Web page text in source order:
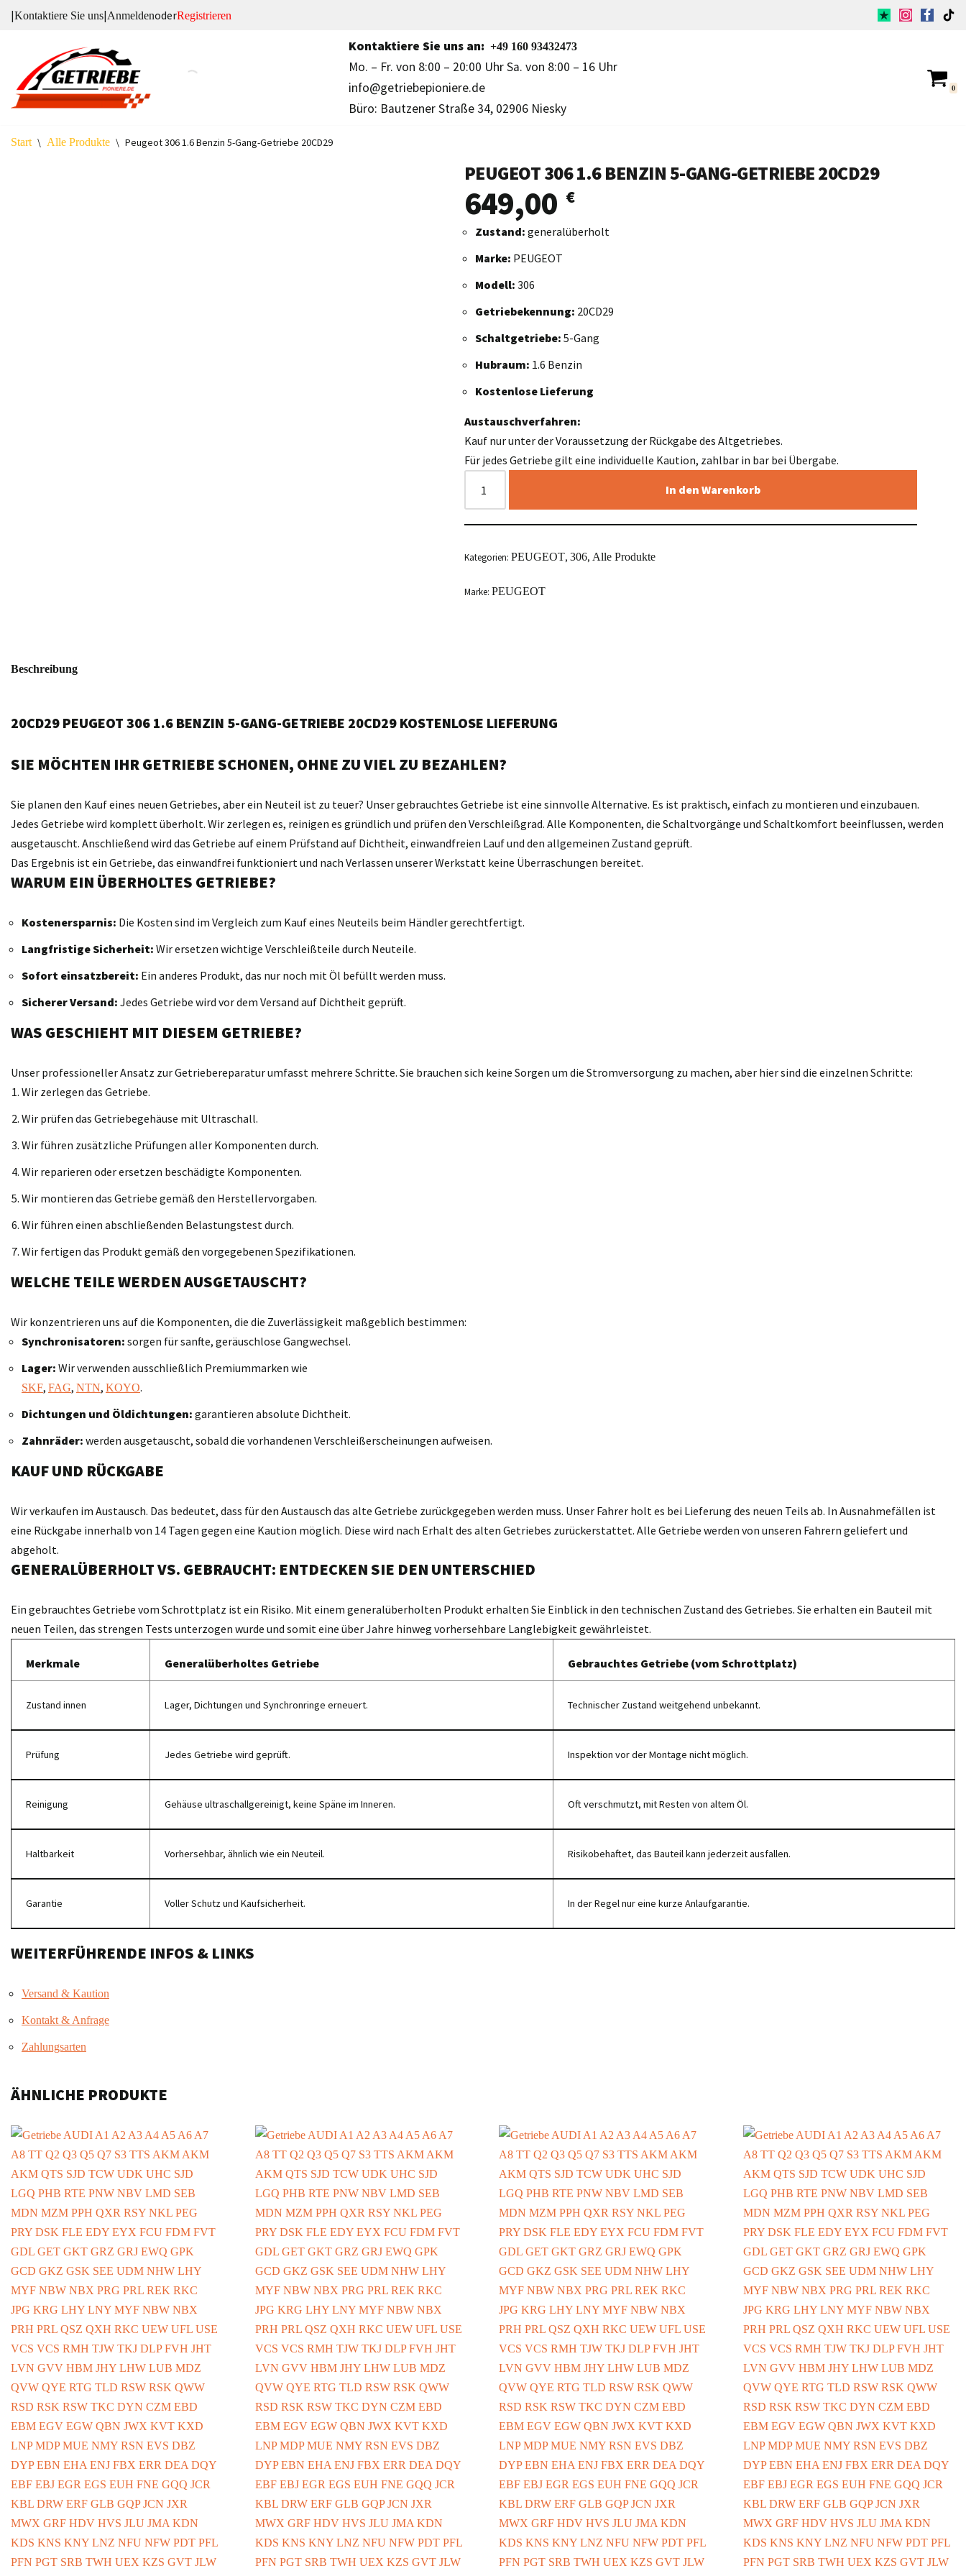
springen
|Kontaktiere Sie uns|AnmeldenoderRegistrieren
Kontaktiere Sie uns an: +49 160 93432473
Mo. – Fr. von 8:00 – 20:00 Uhr Sa. von 8:00 – 16 Uhr
info@getriebepioniere.de
Büro: Bautzener Straße 34, 02906 Niesky
0
Start \ Alle Produkte \ Peugeot 306 1.6 Benzin 5-Gang-Getriebe 20CD29
PEUGEOT 306 1.6 BENZIN 5-GANG-GETRIEBE 20CD29
649,00 €
Zustand: generalüberholt
Marke: PEUGEOT
Modell: 306
Getriebekennung: 20CD29
Schaltgetriebe: 5-Gang
Hubraum: 1.6 Benzin
Kostenlose Lieferung
Austauschverfahren:
Kauf nur unter der Voraussetzung der Rückgabe des Altgetriebes.
Für jedes Getriebe gilt eine individuelle Kaution, zahlbar in bar bei Übergabe.
In den Warenkorb
Kategorien: PEUGEOT, 306, Alle Produkte
Marke: PEUGEOT
Beschreibung
20CD29 PEUGEOT 306 1.6 BENZIN 5-GANG-GETRIEBE 20CD29 KOSTENLOSE LIEFERUNG
SIE MÖCHTEN IHR GETRIEBE SCHONEN, OHNE ZU VIEL ZU BEZAHLEN?
Sie planen den Kauf eines neuen Getriebes, aber ein Neuteil ist zu teuer? Unser gebrauchtes Getriebe ist eine sinnvolle Alternative. Es ist praktisch, einfach zu montieren und einzubauen.
Jedes Getriebe wird komplett überholt. Wir zerlegen es, reinigen es gründlich und prüfen den Verschleißgrad. Alle Komponenten, die Schaltvorgänge und Schaltkomfort beeinflussen, werden
ausgetauscht. Anschließend wird das Getriebe auf einem Prüfstand auf Dichtheit, einwandfreien Lauf und den allgemeinen Zustand geprüft.
Das Ergebnis ist ein Getriebe, das einwandfrei funktioniert und nach Verlassen unserer Werkstatt keine Überraschungen bereitet.
WARUM EIN ÜBERHOLTES GETRIEBE?
Kostenersparnis: Die Kosten sind im Vergleich zum Kauf eines Neuteils beim Händler gerechtfertigt.
Langfristige Sicherheit: Wir ersetzen wichtige Verschleißteile durch Neuteile.
Sofort einsatzbereit: Ein anderes Produkt, das nur noch mit Öl befüllt werden muss.
Sicherer Versand: Jedes Getriebe wird vor dem Versand auf Dichtheit geprüft.
WAS GESCHIEHT MIT DIESEM GETRIEBE?
Unser professioneller Ansatz zur Getriebereparatur umfasst mehrere Schritte. Sie brauchen sich keine Sorgen um die Stromversorgung zu machen, aber hier sind die einzelnen Schritte:
Wir zerlegen das Getriebe.
Wir prüfen das Getriebegehäuse mit Ultraschall.
Wir führen zusätzliche Prüfungen aller Komponenten durch.
Wir reparieren oder ersetzen beschädigte Komponenten.
Wir montieren das Getriebe gemäß den Herstellervorgaben.
Wir führen einen abschließenden Belastungstest durch.
Wir fertigen das Produkt gemäß den vorgegebenen Spezifikationen.
WELCHE TEILE WERDEN AUSGETAUSCHT?
Wir konzentrieren uns auf die Komponenten, die die Zuverlässigkeit maßgeblich bestimmen:
Synchronisatoren: sorgen für sanfte, geräuschlose Gangwechsel.
Lager: Wir verwenden ausschließlich Premiummarken wie
SKF, FAG, NTN, KOYO.
Dichtungen und Öldichtungen: garantieren absolute Dichtheit.
Zahnräder: werden ausgetauscht, sobald die vorhandenen Verschleißerscheinungen aufweisen.
KAUF UND RÜCKGABE
Wir verkaufen im Austausch. Das bedeutet, dass für den Austausch das alte Getriebe zurückgegeben werden muss. Unser Fahrer holt es bei Lieferung des neuen Teils ab. In Ausnahmefällen ist
eine Rückgabe innerhalb von 14 Tagen gegen eine Kaution möglich. Diese wird nach Erhalt des alten Getriebes zurückerstattet. Alle Getriebe werden von unseren Fahrern geliefert und
abgeholt.
GENERALÜBERHOLT VS. GEBRAUCHT: ENTDECKEN SIE DEN UNTERSCHIED
Ein gebrauchtes Getriebe vom Schrottplatz ist ein Risiko. Mit einem generalüberholten Produkt erhalten Sie Einblick in den technischen Zustand des Getriebes. Sie erhalten ein Bauteil mit
neuen Teilen, das strengen Tests unterzogen wurde und somit eine über Jahre hinweg vorhersehbare Langlebigkeit gewährleistet.
Merkmale Generalüberholtes Getriebe Gebrauchtes Getriebe (vom Schrottplatz)
Zustand innen Lager, Dichtungen und Synchronringe erneuert. Technischer Zustand weitgehend unbekannt.
Prüfung Jedes Getriebe wird geprüft. Inspektion vor der Montage nicht möglich.
Reinigung Gehäuse ultraschallgereinigt, keine Späne im Inneren. Oft verschmutzt, mit Resten von altem Öl.
Haltbarkeit Vorhersehbar, ähnlich wie ein Neuteil. Risikobehaftet, das Bauteil kann jederzeit ausfallen.
Garantie Voller Schutz und Kaufsicherheit. In der Regel nur eine kurze Anlaufgarantie.
WEITERFÜHRENDE INFOS & LINKS
Versand & Kaution
Kontakt & Anfrage
Zahlungsarten
ÄHNLICHE PRODUKTE